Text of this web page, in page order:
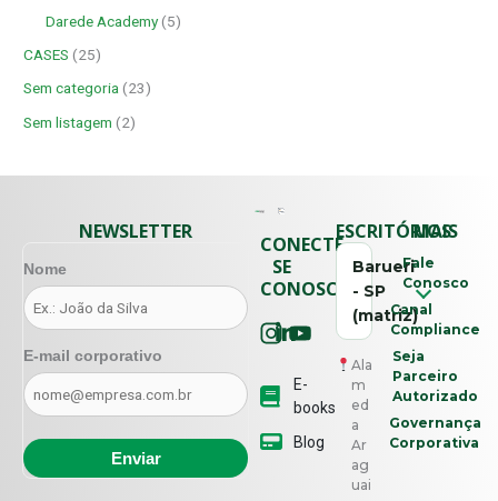
Darede Academy(5)
CASES (25)
Sem categoria (23)
Sem listagem (2)
CONECTE-
SE
CONOSCO
E-
books
Blog
ESCRITÓRIOS
Barueri
- SP
(matriz)
Ala
m
ed
a
Ar
ag
uai
MAIS
Fale
Conosco
Canal
Compliance
Seja
Parceiro
Autorizado
Governança
Corporativa
NEWSLETTER
Nome
E-mail corporativo